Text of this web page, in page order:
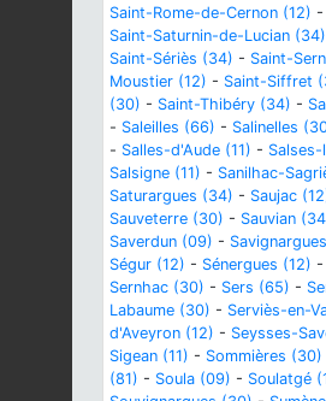
Saint-Rome-de-Cernon (12) -
Saint-Saturnin-de-Lucian (34)
Saint-Sériès (34) - Saint-
Moustier (12) - Saint-Siffret
(30) - Saint-Thibéry (34) -
- Saleilles (66) - Salinelles
- Salles-d'Aude (11) -
Salsigne (11) - Sanilhac-
Saturargues (34) - Saujac
Sauveterre (30) - Sauvian
Saverdun (09) -
Ségur (12) - Sénergues (12) -
Sernhac (30) - Sers (65) -
Labaume (30) - Serviès-en-
d'Aveyron (12) - Seysses-
Sigean (11) - Sommières (30)
(81) - Soula (09) - Soulatgé